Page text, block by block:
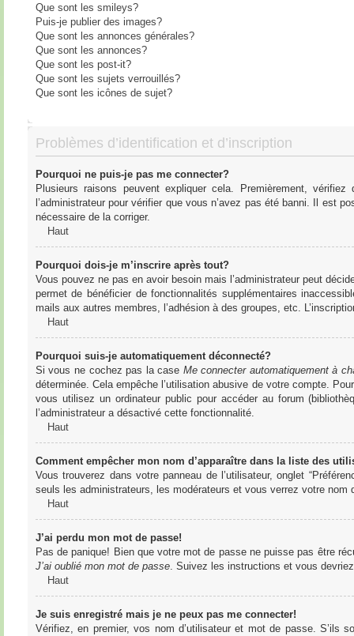
Que sont les smileys?
Puis-je publier des images?
Que sont les annonces générales?
Que sont les annonces?
Que sont les post-it?
Que sont les sujets verrouillés?
Que sont les icônes de sujet?
Problèmes d’identification et d’inscription
Pourquoi ne puis-je pas me connecter?
Plusieurs raisons peuvent expliquer cela. Premièrement,
l’administrateur pour vérifier que vous n’avez pas été banni. Il est
nécessaire de la corriger.
Haut
Pourquoi dois-je m’inscrire après tout?
Vous pouvez ne pas en avoir besoin mais l’administrateur peut
permet de bénéficier de fonctionnalités supplémentaires
mails aux autres membres, l’adhésion à des groupes, etc.
Haut
Pourquoi suis-je automatiquement déconnecté?
Si vous ne cochez pas la case Me connecter automatiquement à
déterminée. Cela empêche l’utilisation abusive de votre compte.
vous utilisez un ordinateur public pour accéder au forum
l’administrateur a désactivé cette fonctionnalité.
Haut
Comment empêcher mon nom d’apparaître dans la liste des
Vous trouverez dans votre panneau de l’utilisateur, onglet
seuls les administrateurs, les modérateurs et vous verrez votre
Haut
J’ai perdu mon mot de passe!
Pas de panique! Bien que votre mot de passe ne puisse pas être
J’ai oublié mon mot de passe. Suivez les instructions et vous
Haut
Je suis enregistré mais je ne peux pas me connecter!
Vérifiez, en premier, vos nom d’utilisateur et mot de passe.